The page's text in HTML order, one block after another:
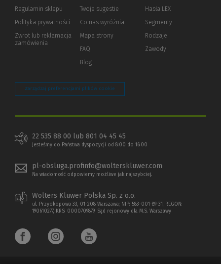
Regulamin sklepu
Polityka prywatności (Nowe
(Link
innej
Zwrot lub reklamacja
zamówienia
innej
Twoje sugestie
Co nas wyróżnia
Mapa strony
FAQ
Blog
Hasła LEX
Segmenty
Rodzaje
Zawody
Zarządzaj preferencjami plików cookie
22 535 88 00 lub 801 04 45 45
Jesteśmy do Państwa dyspozycji od 8:00 do 16:00
pl-obsluga.profinfo@wolterskluwer.com
Na wiadomość odpowiemy możliwe jak najszybciej.
Wolters Kluwer Polska Sp. z o.o.
ul. Przyokopowa 33, 01-208 Warszawa; NIP: 583-001-89-31, REGON:
190610277, KRS: 0000709879, Sąd rejonowy dla M.S. Warszawy